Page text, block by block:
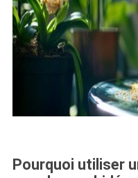
Pourquoi utiliser